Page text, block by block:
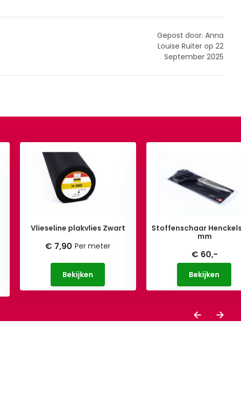
Gepost door: Anna
Louise Ruiter op 22
September 2025
Vlieseline plakvlies Zwart
€ 7,90 Per meter
Bekijken
Stoffenschaar
mm
€ 60,-
Bekijken